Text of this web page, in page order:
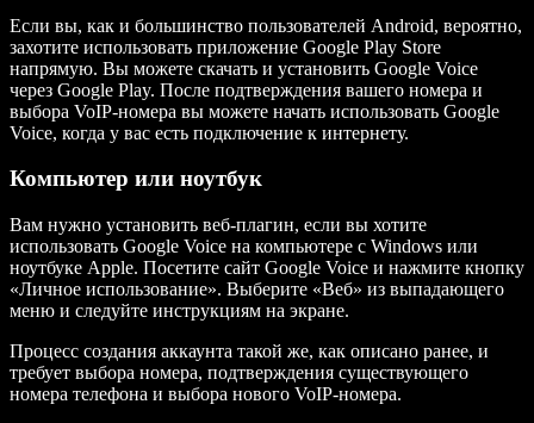
Если вы, как и большинство пользователей Android, вероятно,
захотите использовать приложение Google Play Store
напрямую. Вы можете скачать и установить Google Voice
через Google Play. После подтверждения вашего номера и
выбора VoIP-номера вы можете начать использовать Google
Voice, когда у вас есть подключение к интернету.
Компьютер или ноутбук
Вам нужно установить веб-плагин, если вы хотите
использовать Google Voice на компьютере с Windows или
ноутбуке Apple. Посетите сайт Google Voice и нажмите кнопку
«Личное использование». Выберите «Веб» из выпадающего
меню и следуйте инструкциям на экране.
Процесс создания аккаунта такой же, как описано ранее, и
требует выбора номера, подтверждения существующего
номера телефона и выбора нового VoIP-номера.